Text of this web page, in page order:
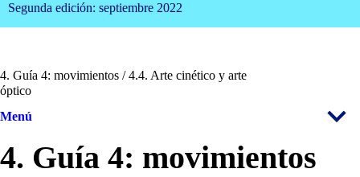
Segunda edición: septiembre 2022
4. Guía 4: movimientos / 4.4. Arte cinético y arte
óptico
Menú
4. Guía 4: movimientos